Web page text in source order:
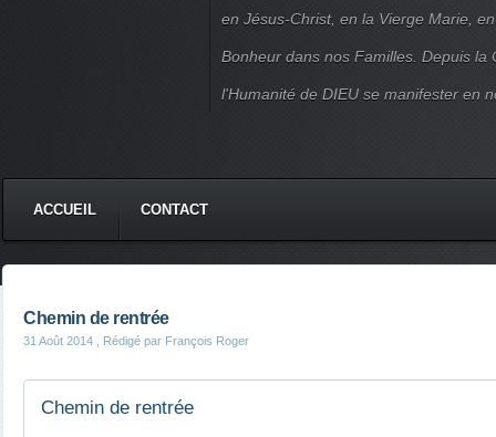
en Jésus-Christ, en la Vierge Marie,
Bonheur dans nos Familles. Depuis la
l'Humanité de DIEU se manifester en
ACCUEIL CONTACT
Chemin de rentrée
31 Août 2014 , Rédigé par François Roger
Chemin de rentrée